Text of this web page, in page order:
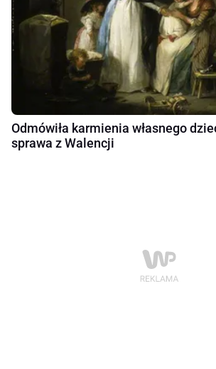
Odmówiła karmienia własnego
sprawa z Walencji